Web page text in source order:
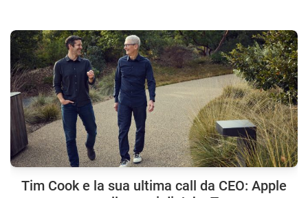
Tim Cook e la sua ultima call da CEO: Apple